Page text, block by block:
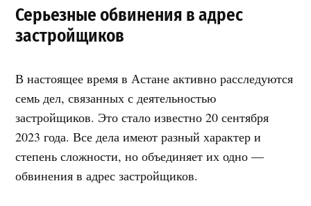
Серьезные обвинения в адрес
застройщиков
В настоящее время в Астане активно расследуются
семь дел, связанных с деятельностью
застройщиков. Это стало известно 20 сентября
2023 года. Все дела имеют разный характер и
степень сложности, но объединяет их одно —
обвинения в адрес застройщиков.